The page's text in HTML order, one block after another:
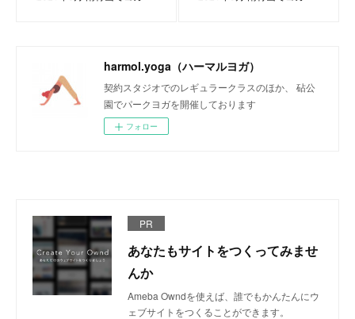
harmol.yoga（ハーマルヨガ）
契約スタジオでのレギュラークラスのほか、 砧公
園でパークヨガを開催しております
フォロー
PR
あなたもサイトをつくってみませ
んか
Ameba Owndを使えば、誰でもかんたんにウ
ェブサイトをつくることができます。